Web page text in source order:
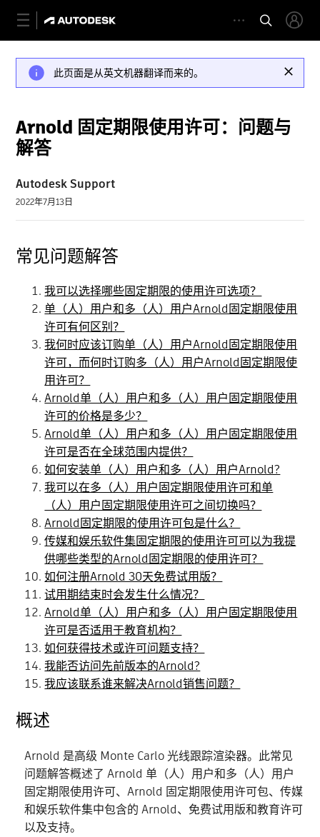
此页面是从英文机器翻译而来的。
Arnold 固定期限使用许可：问题与
解答
Autodesk Support
2022年7月13日
常见问题解答
我可以选择哪些固定期限的使用许可选项？
单（人）用户和多（人）用户Arnold固定期限使用
许可有何区别？
我何时应该订购单（人）用户Arnold固定期限使用
许可，而何时订购多（人）用户Arnold固定期限使
用许可？
Arnold单（人）用户和多（人）用户固定期限使用
许可的价格是多少？
Arnold单（人）用户和多（人）用户固定期限使用
许可是否在全球范围内提供？
如何安装单（人）用户和多（人）用户Arnold?
我可以在多（人）用户固定期限使用许可和单
（人）用户固定期限使用许可之间切换吗？
Arnold固定期限的使用许可包是什么？
传媒和娱乐软件集固定期限的使用许可可以为我提
供哪些类型的Arnold固定期限的使用许可？
如何注册Arnold 30天免费试用版？
试用期结束时会发生什么情况？
Arnold单（人）用户和多（人）用户固定期限使用
许可是否适用于教育机构？
如何获得技术或许可问题支持？
我能否访问先前版本的Arnold?
我应该联系谁来解决Arnold销售问题？
概述
Arnold 是高级 Monte Carlo 光线跟踪渲染器。此常见
问题解答概述了 Arnold 单（人）用户和多（人）用户
固定期限使用许可、Arnold 固定期限使用许可包、传媒
和娱乐软件集中包含的 Arnold、免费试用版和教育许可
以及支持。